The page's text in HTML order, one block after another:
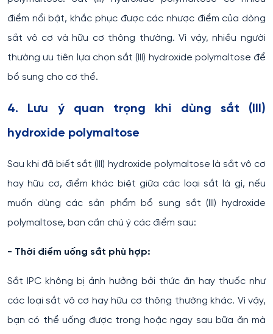
điểm nổi bật, khắc phục được các nhược điểm của dòng
sắt vô cơ và hữu cơ thông thường. Vì vậy, nhiều người
thường ưu tiên lựa chọn sắt (III) hydroxide polymaltose để
bổ sung cho cơ thể.
4. Lưu ý quan trọng khi dùng sắt (III)
hydroxide polymaltose
Sau khi đã biết sắt (III) hydroxide polymaltose là sắt vô cơ
hay hữu cơ, điểm khác biệt giữa các loại sắt là gì, nếu
muốn dùng các sản phẩm bổ sung sắt (III) hydroxide
polymaltose, bạn cần chú ý các điểm sau:
- Thời điểm uống sắt phù hợp:
Sắt IPC không bị ảnh hưởng bởi thức ăn hay thuốc như
các loại sắt vô cơ hay hữu cơ thông thường khác. Vì vậy,
bạn có thể uống được trong hoặc ngay sau bữa ăn mà